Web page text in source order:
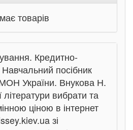
товарів
Кредитно-
посібник
України. Внукова Н.
вибрати та
ціною в інтернет
зі